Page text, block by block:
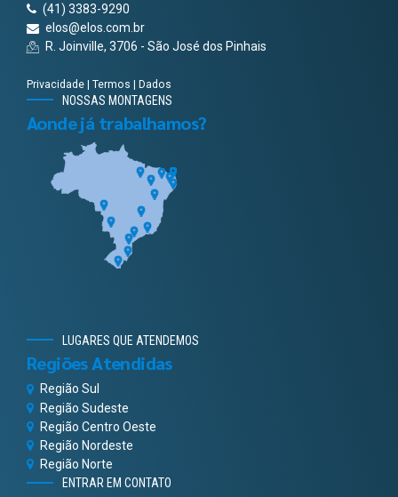
(41) 3383-9290
elos@elos.com.br
R. Joinville, 3706 - São José dos Pinhais
Privacidade | Termos | Dados
NOSSAS MONTAGENS
Aonde já trabalhamos?
LUGARES QUE ATENDEMOS
Regiões Atendidas
Região Sul
Região Sudeste
Região Centro Oeste
Região Nordeste
Região Norte
ENTRAR EM CONTATO